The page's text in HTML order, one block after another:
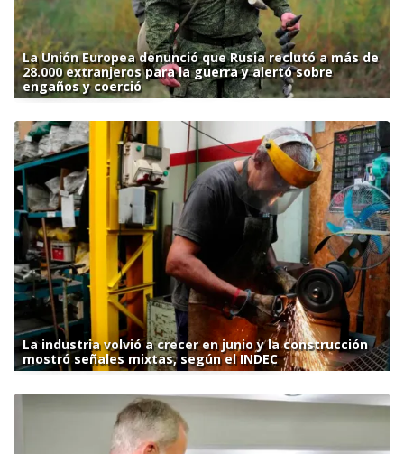
La Unión Europea denunció que Rusia reclutó a más de
28.000 extranjeros para la guerra y alertó sobre
engaños y coerció
La industria volvió a crecer en junio y la construcción
mostró señales mixtas, según el INDEC